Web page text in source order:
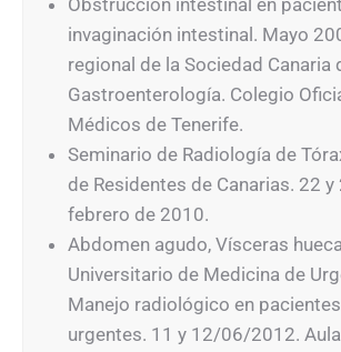
Obstrucción intestinal en
invaginación intestinal. Mayo
regional de la Sociedad Canaria
Gastroenterología. Colegio
Médicos de Tenerife.
Seminario de Radiología de
de Residentes de Canarias. 22 y
febrero de 2010.
Abdomen agudo, Vísceras
Universitario de Medicina de
Manejo radiológico en
urgentes. 11 y 12/06/2012.